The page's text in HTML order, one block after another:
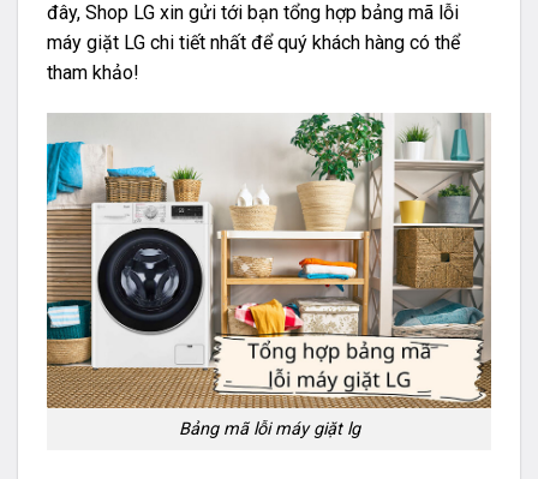
đây, Shop LG xin gửi tới bạn tổng hợp bảng mã lỗi
máy giặt LG chi tiết nhất để quý khách hàng có thể
tham khảo!
Bảng mã lỗi máy giặt lg